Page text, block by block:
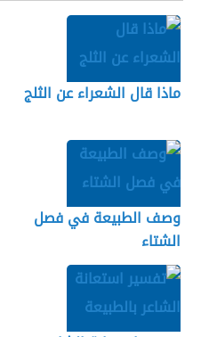
ماذا قال الشعراء عن الثلج
وصف الطبيعة في فصل
الشتاء